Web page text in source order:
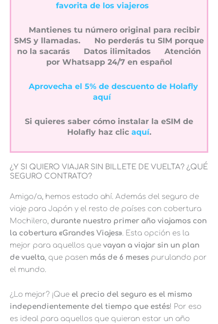
favorita de los viajeros
Mantienes tu número original para recibir
SMS y llamadas.
No perderás tu SIM porque
no la sacarás
Datos ilimitados
Atención
por Whatsapp 24/7 en español
Aprovecha el 5% de descuento de Holafly
aquí
Si quieres saber cómo instalar la eSIM de
Holafly haz clic aquí.
¿Y SI QUIERO VIAJAR SIN BILLETE DE VUELTA? ¿QUÉ
SEGURO CONTRATO?
Amigo/a, hemos estado ahí. Además del seguro de
viaje para Japón y el resto de países con cobertura
Mochilero, durante nuestro primer año viajamos con
la cobertura «Grandes Viajes». Esta opción es la
mejor para aquellos que vayan a viajar sin un plan
de vuelta, que pasen más de 6 meses purulando por
el mundo.
¿Lo mejor? ¡Que el precio del seguro es el mismo
independientemente del tiempo que estés! Por eso
es ideal para aquellos que quieran estar un año